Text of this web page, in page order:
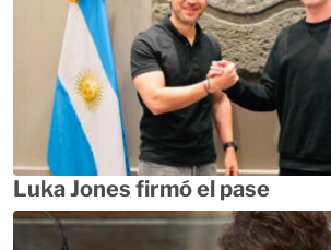
Luka Jones firmó el pase